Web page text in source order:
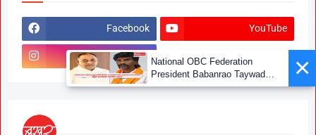
Facebook YouTube
Instagram ×
National OBC Federation
President Babanrao Taywade
Claims Only 27 Kunbi